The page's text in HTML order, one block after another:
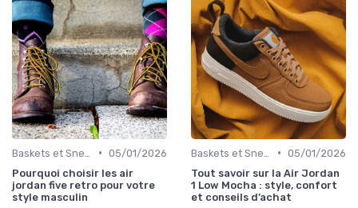
• 05/01/2026
Pourquoi choisir les air
jordan five retro pour votre
style masculin
• 05/01/2026
Tout savoir sur la Air Jordan
1 Low Mocha : style, confort
et conseils d’achat